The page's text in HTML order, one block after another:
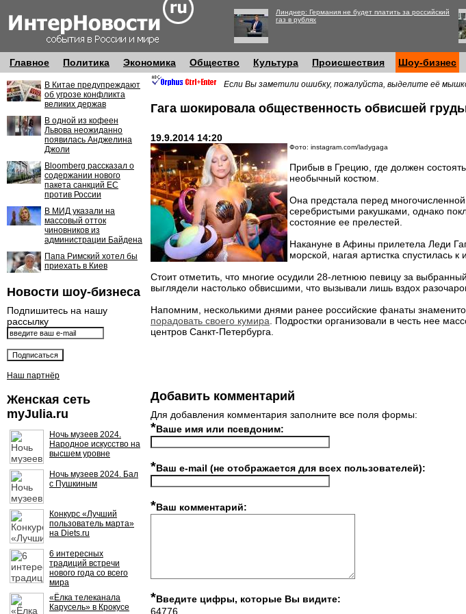
Линднер: Германия не будет платить за российский
газ в рублях
Главное Политика Экономика Общество Культура Происшествия Шоу-бизнес
В Китае предупреждают
об угрозе конфликта
великих держав
В одной из кофеен
Львова неожиданно
появилась Анджелина
Джоли
Bloomberg рассказал о
содержании нового
пакета санкций ЕС
против России
В МИД указали на
массовый отток
чиновников из
администрации Байдена
Папа Римский хотел бы
приехать в Киев
Новости шоу-бизнеса
Подпишитесь на нашу
рассылку
Наш партнёр
Женская сеть
myJulia.ru
Ночь музеев 2024.
Народное искусство на
высшем уровне
Ночь музеев 2024. Бал
с Пушкиным
Конкурс «Лучший
пользователь марта»
на Diets.ru
6 интересных
традиций встречи
нового года со всего
мира
«Ёлка телеканала
Карусель» в Крокусе
Если Вы заметили ошибку, пожалуйста, выделите её
Гага шокировала общественность обвисшей
19.9.2014 14:20
Фото: instagram.com/ladygaga
Прибыв в Грецию, где должен
необычный костюм.
Она предстала перед
серебристыми ракушками, однако
состояние ее прелестей.
Накануне в Афины прилетела Леди
морской, нагая артистка спустилась
Стоит отметить, что многие осудили 28-летнюю певицу за
выглядели настолько обвисшими, что вызывали лишь вздох
Напомним, несколькими днями ранее российские фанаты
порадовать своего кумира . Подростки организовали в честь нее
центров Санкт-Петербурга.
Добавить комментарий
Для добавления комментария заполните все поля формы:
*Ваше имя или псевдоним:
*Ваш e-mail (не отображается для всех пользователей):
*Ваш комментарий:
*Введите цифры, которые Вы видите:
64776